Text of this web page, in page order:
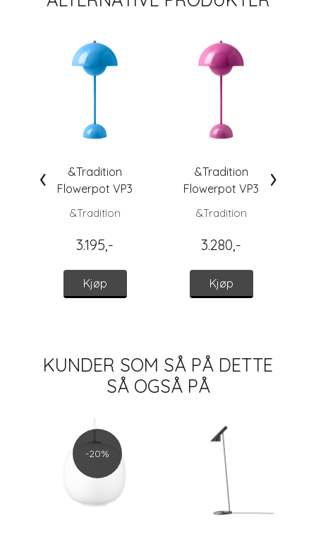
&Tradition
Flowerpot VP3
Bordlampe, Swim
&Tradition
3.195,-
Kjøp
&Tradition
Flowerpot VP3
Bordlampe, Tangy
&Tradition
3.280,-
Kjøp
‹ ›
KUNDER SOM SÅ PÅ DETTE
SÅ OGSÅ PÅ
-20%